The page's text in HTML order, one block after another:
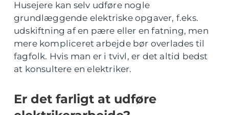
Husejere kan selv udføre nogle
grundlæggende elektriske opgaver, f.eks.
udskiftning af en pære eller en fatning, men
mere kompliceret arbejde bør overlades til
fagfolk. Hvis man er i tvivl, er det altid bedst
at konsultere en elektriker.
Er det farligt at udføre